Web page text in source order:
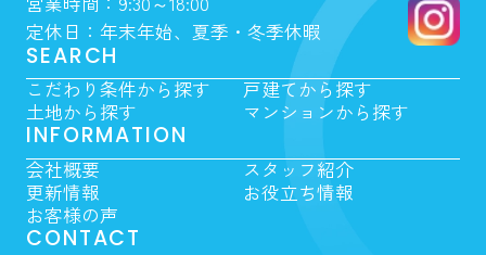
定休日：年末年始、夏季・冬季休暇
SEARCH
こだわり条件から探す
戸建てから探す
土地から探す
マンションから探す
INFORMATION
会社概要
スタッフ紹介
更新情報
お役立ち情報
お客様の声
CONTACT